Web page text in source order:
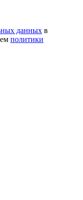
данных в
политики